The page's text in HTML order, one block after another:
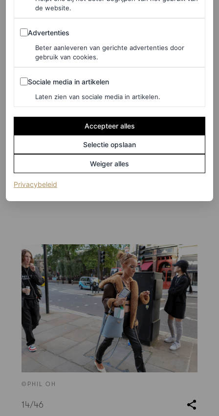
©PHIL OH
/46
©PHIL OH
14/46
de website.
Advertenties
Advertenties
Beter aanleveren van gerichte advertenties door
gebruik van cookies.
Sociale media in artikelen
Sociale media in artikelen
Laten zien van sociale media in artikelen.
Accepteer alles
Selectie opslaan
Weiger alles
Privacybeleid